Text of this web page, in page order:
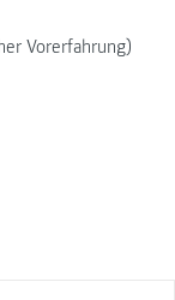
Vorerfahrung)